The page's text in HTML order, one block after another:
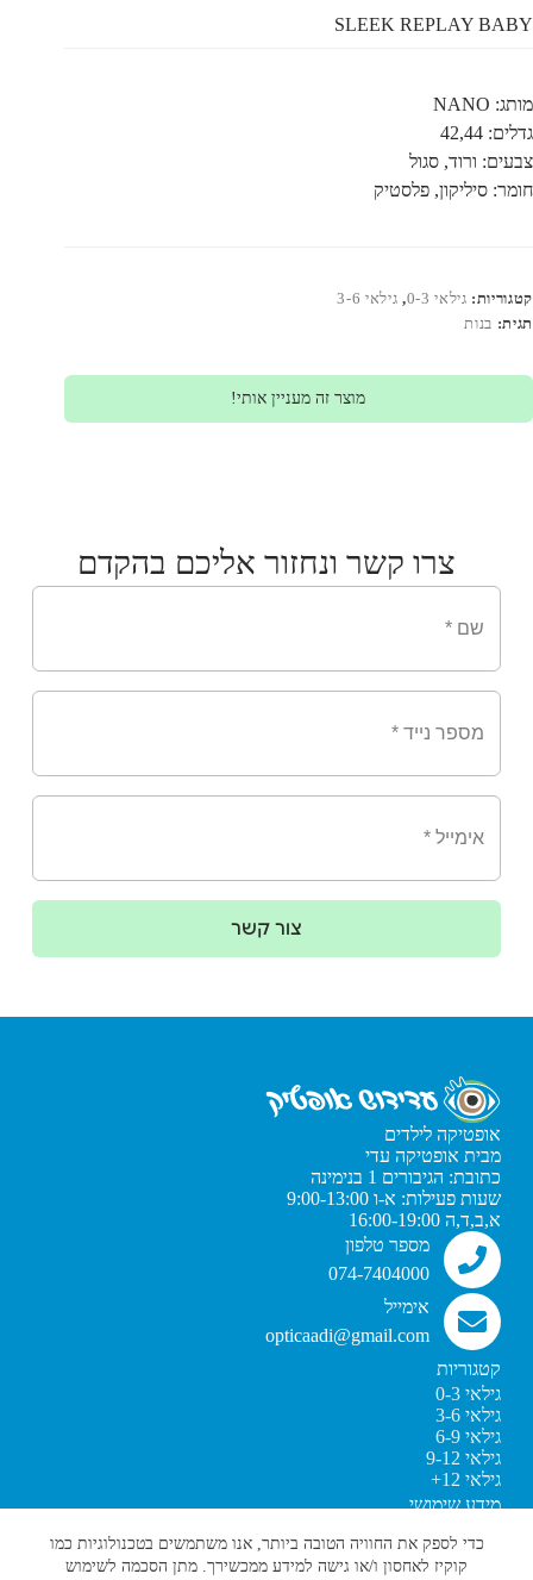
כדי לספק את החוויה הטובה ביותר, אנו משתמשים בטכנולוגיות כמו
קוקיז לאחסון ו/או גישה למידע ממכשירך. מתן הסכמה לשימוש
SLEEK REPLAY BABY
מותג: NANO
גדלים: 42,44
צבעים: ורוד, סגול
חומר: סיליקון, פלסטיק
קטגוריות: גילאי 0-3 , גילאי 3-6
תגית: בנות
מוצר זה מעניין אותי!
צרו קשר ונחזור אליכם בהקדם
צור קשר
אופטיקה לילדים
מבית אופטיקה עדי
כתובת: הגיבורים 1 בנימינה
שעות פעילות: א-ו 9:00-13:00
א,ב,ד,ה 16:00-19:00
קטגוריות
גילאי 0-3
גילאי 3-6
גילאי 6-9
גילאי 9-12
גילאי 12+
מידע שימושי
תקנון האתר
הצהרת נגישות
מספר טלפון
074-7404000
אימייל
opticaadi@gmail.com